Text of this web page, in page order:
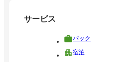
サービス
パック
宿泊